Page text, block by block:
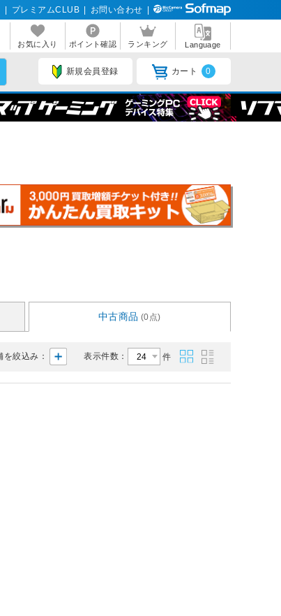
プレミアムCLUB お問い合わせ
お気に入り ポイント確認 ランキング Language
新規会員登録 カート 0
中古商品 (0点)
表示件数： 件
を絞込み：